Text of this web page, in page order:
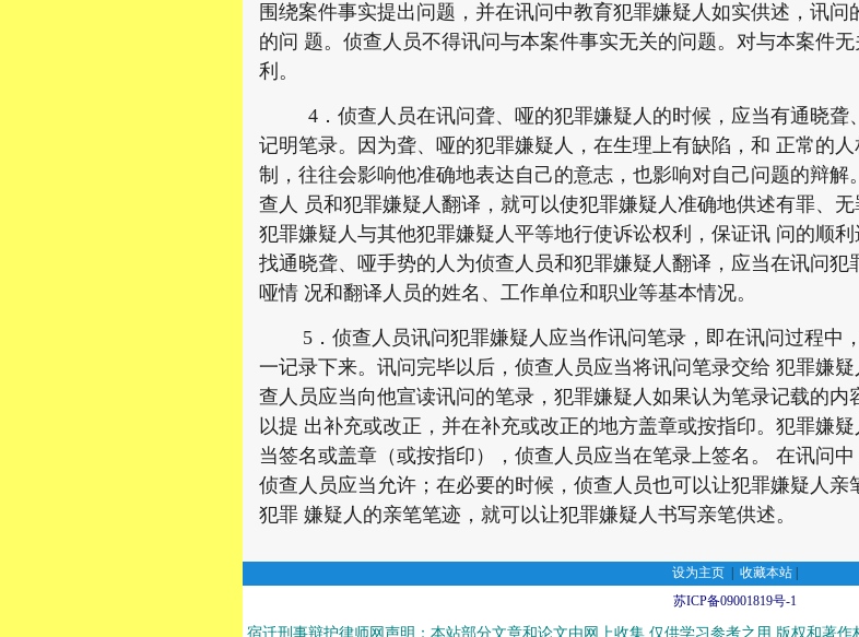
围绕案件事实提出问题，并在讯问中教育犯罪嫌疑人如实供述，讯
的问 题。侦查人员不得讯问与本案件事实无关的问题。对与本案件
利。
4．侦查人员在讯问聋、哑的犯罪嫌疑人的时候，应当有通晓聋
记明笔录。因为聋、哑的犯罪嫌疑人，在生理上有缺陷，和 正常的
制，往往会影响他准确地表达自己的意志，也影响对自己问题的辩
查人 员和犯罪嫌疑人翻译，就可以使犯罪嫌疑人准确地供述有罪、
犯罪嫌疑人与其他犯罪嫌疑人平等地行使诉讼权利，保证讯 问的顺
找通晓聋、哑手势的人为侦查人员和犯罪嫌疑人翻译，应当在讯问犯
哑情 况和翻译人员的姓名、工作单位和职业等基本情况。
5．侦查人员讯问犯罪嫌疑人应当作讯问笔录，即在讯问过程中
一记录下来。讯问完毕以后，侦查人员应当将讯问笔录交给 犯罪嫌
查人员应当向他宣读讯问的笔录，犯罪嫌疑人如果认为笔录记载的
以提 出补充或改正，并在补充或改正的地方盖章或按指印。犯罪嫌
当签名或盖章（或按指印），侦查人员应当在笔录上签名。 在讯问
侦查人员应当允许；在必要的时候，侦查人员也可以让犯罪嫌疑人
犯罪 嫌疑人的亲笔笔迹，就可以让犯罪嫌疑人书写亲笔供述。
设为主页| 收藏本站|
苏ICP备09001819号-1
宿迁刑事辩护律师网声明：本站部分文章和论文由网上收集,仅供学习参考之用,版权和著